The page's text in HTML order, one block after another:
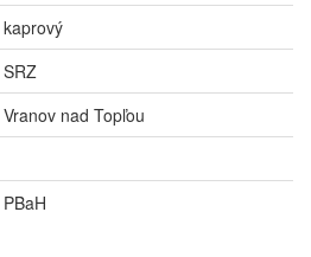
kaprový
SRZ
Vranov nad Topľou
PBaH